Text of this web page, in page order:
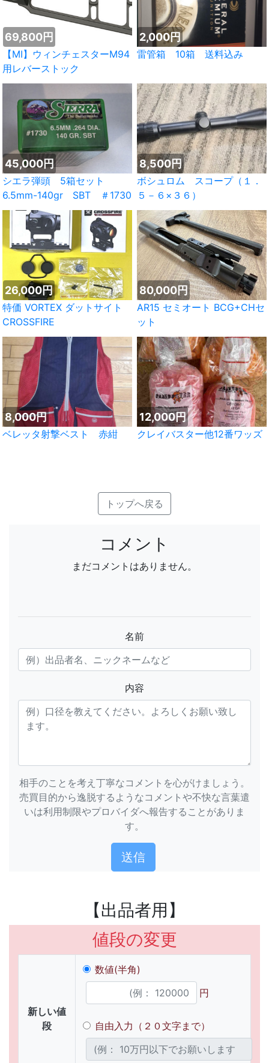
69,800円
【MI】ウィンチェスターM94
用レバーストック
2,000円
雷管箱 10箱 送料込み
45,000円
シエラ弾頭 5箱セット
6.5mm-140gr SBT ＃1730
8,500円
ボシュロム スコープ（１．
５－６×３６）
26,000円
特価 VORTEX ダットサイト
CROSSFIRE
80,000円
AR15 セミオート BCG+CHセ
ット
8,000円
ベレッタ射撃ベスト 赤紺
12,000円
クレイバスター他12番ワッズ
トップへ戻る
コメント
まだコメントはありません。
名前
内容
相手のことを考え丁寧なコメントを心がけましょう。
売買目的から逸脱するようなコメントや不快な言葉遣
いは利用制限やプロバイダへ報告することがありま
す。
【出品者用】
値段の変更
新しい値
段
数値(半角)
円
自由入力（２０文字まで）